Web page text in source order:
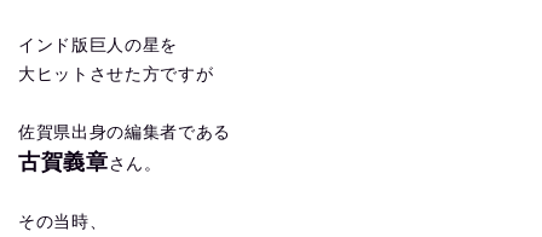
インド版巨人の星を
大ヒットさせた方ですが
佐賀県出身の編集者である
古賀義章さん。
その当時、